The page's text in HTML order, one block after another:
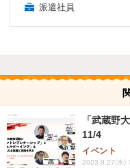
派遣社員
「武蔵野
11/4
イベント
2023.9.27(水)